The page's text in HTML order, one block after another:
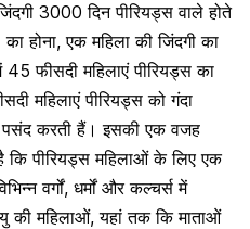
3000 दिन पीरियड्स वाले होते
होना, एक महिला की जिंदगी का
45 फीसदी महिलाएं पीरियड्स का
महिलाएं पीरियड्स को गंदा
करती हैं। इसकी एक वजह
पीरियड्स महिलाओं के लिए एक
वर्गों, धर्मों और कल्चर्स में
की महिलाओं, यहां तक ​​कि माताओं